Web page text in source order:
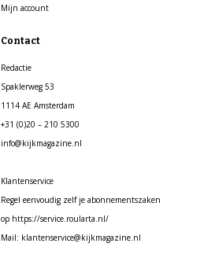
Mijn account
Contact
Redactie
Spaklerweg 53
1114 AE Amsterdam
+31 (0)20 – 210 5300
info@kijkmagazine.nl
Klantenservice
Regel eenvoudig zelf je abonnementszaken
op https://service.roularta.nl/
Mail: klantenservice@kijkmagazine.nl